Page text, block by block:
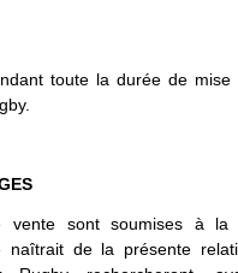
toute la durée de mise
vente sont soumises à la
naîtrait de la présente